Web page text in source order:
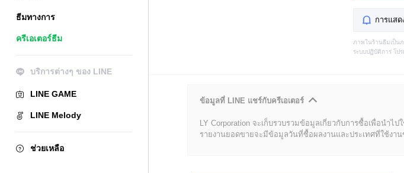
ธีมทางการ
ครีเอเตอร์ธีม
บริการต่างๆ ของ LINE
LINE GAME
LINE Melody
ช่วยเหลือ
การแส
ภาพในร้านธีมเป็น
ระบบปฏิบัติการ โป
ข้อมูลที่ LINE แชร์กับครีเอเตอร์
LY Corporation จะเก็บรวบรวมข้อมูลเกี่ยวกับการซื้อเพื่อนำไ
รายงานยอดขายจะมีข้อมูลวันที่ซื้อผลงานและประเทศที่ใช้ง